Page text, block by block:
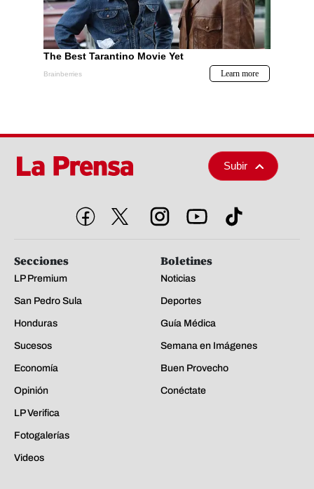
Subir
Secciones
LP Premium
San Pedro Sula
Honduras
Sucesos
Economía
Opinión
LP Verifica
Fotogalerías
Videos
Boletines
Noticias
Deportes
Guía Médica
Semana en Imágenes
Buen Provecho
Conéctate